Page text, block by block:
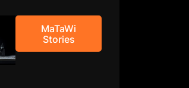
MaTaWi
Stories